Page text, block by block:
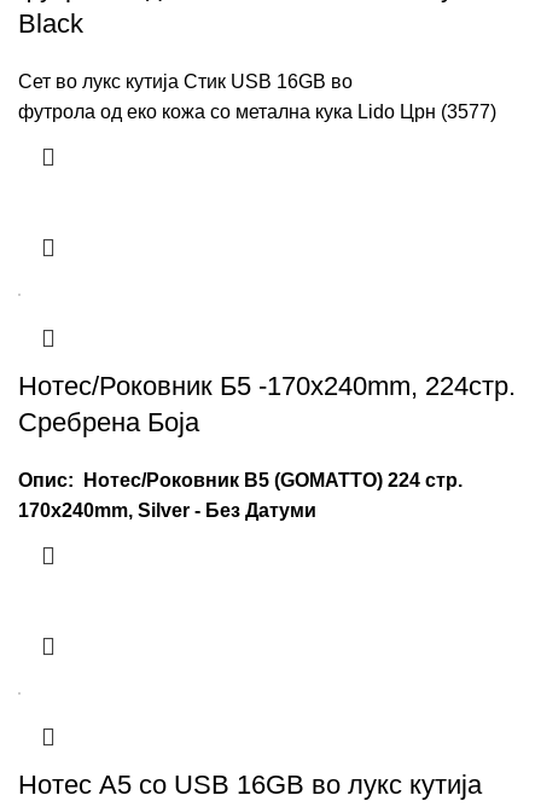
Black
Сет во лукс кутија Стик USB 16GB во
футрола од еко кожа со метална кука Lido Црн (3577)
Нотес/Роковник Б5 -170x240mm, 224стр.
Сребрена Боја
Опис: Нотес/Роковник B5 (GOMATTO) 224 стр.
170x240mm, Silver - Без Датуми
Нотес А5 со USB 16GB во лукс кутија